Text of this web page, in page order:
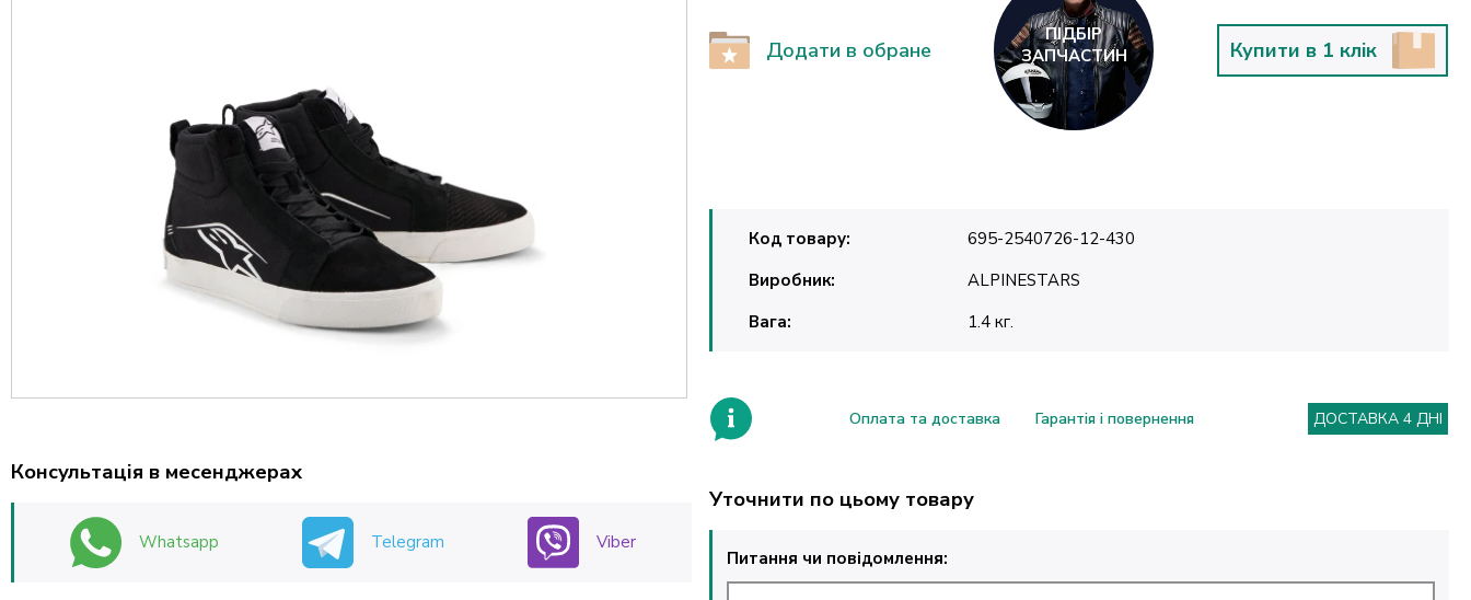
Консультація в месенджерах
Whatsapp Telegram Viber
Додати в обране
ПІДБІР
ЗАПЧАСТИН
Купити в 1 клік
Код товару:
695-2540726-12-430
Виробник:
ALPINESTARS
Вага:
1.4 кг.
Оплата та доставка Гарантія і повернення ДОСТАВКА 4 ДНІ
Уточнити по цьому товару
Питання чи повідомлення: